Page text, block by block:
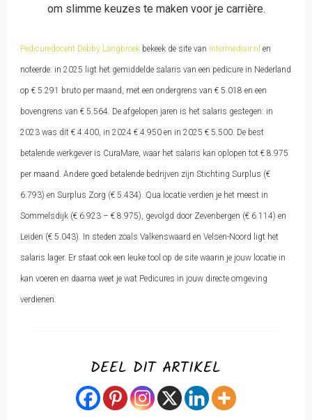
om slimme keuzes te maken voor je carrière.
Pedicuredocent Debby Langbroekbekeek de site van Intermediair.nl en
noteerde: in 2025 ligt het gemiddelde salaris van een pedicure in Nederland
op € 5.291 bruto per maand, met een ondergrens van € 5.018 en een
bovengrens van € 5.564. De afgelopen jaren is het salaris gestegen: in
2023 was dit € 4.400, in 2024 € 4.950 en in 2025 € 5.500. De best
betalende werkgever is CuraMare, waar het salaris kan oplopen tot € 8.975
per maand. Andere goed betalende bedrijven zijn Stichting Surplus (€
6.793) en Surplus Zorg (€ 5.434). Qua locatie verdien je het meest in
Sommelsdijk (€ 6.923 – € 8.975), gevolgd door Zevenbergen (€ 6.114) en
Leiden (€ 5.043). In steden zoals Valkenswaard en Velsen-Noord ligt het
salaris lager. Er staat ook een leuke tool op de site waarin je jouw locatie in
kan voeren en daarna weet je wat Pedicures in jouw directe omgeving
verdienen.
DEEL DIT ARTIKEL